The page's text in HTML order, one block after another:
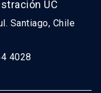
UC
Santiago, Chile
4028